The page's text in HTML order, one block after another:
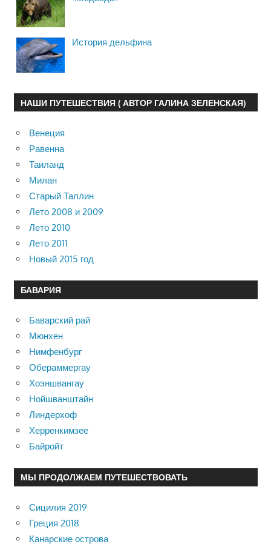
История дельфина
НАШИ ПУТЕШЕСТВИЯ ( АВТОР ГАЛИНА ЗЕЛЕНСКАЯ)
Венеция
Равенна
Таиланд
Милан
Старый Таллин
Лето 2008 и 2009
Лето 2010
Лето 2011
Новый 2015 год
БАВАРИЯ
Баварский рай
Мюнхен
Нимфенбург
Обераммергау
Хоэншвангау
Нойшванштайн
Линдерхоф
Херренкимзее
Байройт
МЫ ПРОДОЛЖАЕМ ПУТЕШЕСТВОВАТЬ
Сицилия 2019
Греция 2018
Канарские острова